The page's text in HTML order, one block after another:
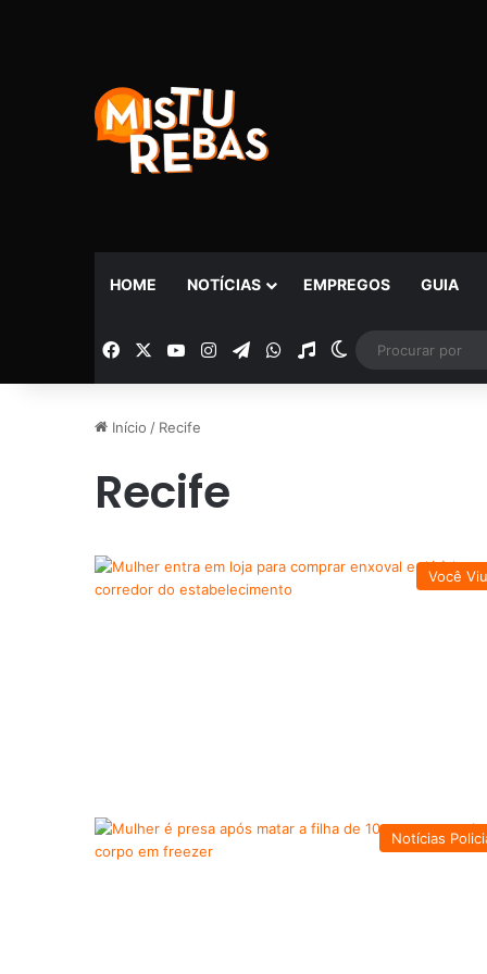
HOME NOTÍCIAS EMPREGOS GUIA
Facebook YouTubeInstagramTelegramWhatsApp
Rádio Switch skin
Início / Recife
Recife
Você
Notícias